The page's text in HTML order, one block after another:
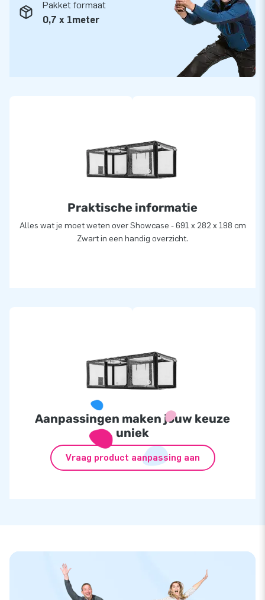
Pakket formaat
0,7 x 1meter
Praktische informatie
Alles wat je moet weten over Showcase - 691 x 282 x 198 cm
Zwart in een handig overzicht.
Aanpassingen maken jouw keuze
uniek
Vraag product aanpassing aan